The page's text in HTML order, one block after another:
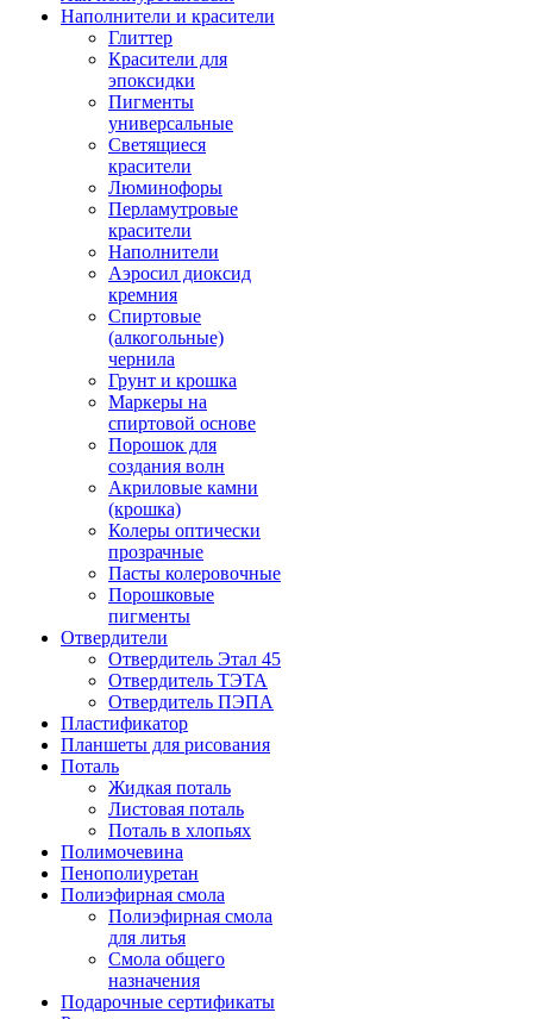
Наполнители и красители
Глиттер
Красители для
эпоксидки
Пигменты
универсальные
Светящиеся
красители
Люминофоры
Перламутровые
красители
Наполнители
Аэросил диоксид
кремния
Спиртовые
(алкогольные)
чернила
Грунт и крошка
Маркеры на
спиртовой основе
Порошок для
создания волн
Акриловые камни
(крошка)
Колеры оптически
прозрачные
Пасты колеровочные
Порошковые
пигменты
Отвердители
Отвердитель Этал 45
Отвердитель ТЭТА
Отвердитель ПЭПА
Пластификатор
Планшеты для рисования
Поталь
Жидкая поталь
Листовая поталь
Поталь в хлопьях
Полимочевина
Пенополиуретан
Полиэфирная смола
Полиэфирная смола
для литья
Смола общего
назначения
Подарочные сертификаты